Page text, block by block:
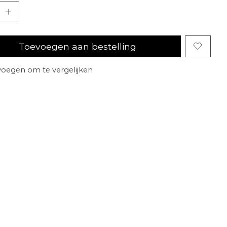
Toevoegen aan bestelling
om te vergelijken